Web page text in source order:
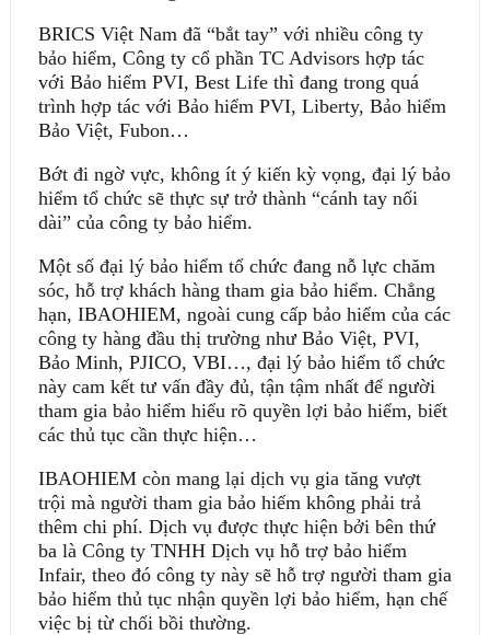
BRICS Việt Nam đã “bắt tay” với nhiều công ty
bảo hiểm, Công ty cổ phần TC Advisors hợp tác
với Bảo hiểm PVI, Best Life thì đang trong quá
trình hợp tác với Bảo hiểm PVI, Liberty, Bảo hiểm
Bảo Việt, Fubon…
Bớt đi ngờ vực, không ít ý kiến kỳ vọng, đại lý bảo
hiểm tổ chức sẽ thực sự trở thành “cánh tay nối
dài” của công ty bảo hiểm.
Một số đại lý bảo hiểm tổ chức đang nỗ lực chăm
sóc, hỗ trợ khách hàng tham gia bảo hiểm. Chẳng
hạn, IBAOHIEM, ngoài cung cấp bảo hiểm của các
công ty hàng đầu thị trường như Bảo Việt, PVI,
Bảo Minh, PJICO, VBI…, đại lý bảo hiểm tổ chức
này cam kết tư vấn đầy đủ, tận tậm nhất để người
tham gia bảo hiểm hiểu rõ quyền lợi bảo hiểm, biết
các thủ tục cần thực hiện…
IBAOHIEM còn mang lại dịch vụ gia tăng vượt
trội mà người tham gia bảo hiểm không phải trả
thêm chi phí. Dịch vụ được thực hiện bởi bên thứ
ba là Công ty TNHH Dịch vụ hỗ trợ bảo hiểm
Infair, theo đó công ty này sẽ hỗ trợ người tham gia
bảo hiểm thủ tục nhận quyền lợi bảo hiểm, hạn chế
việc bị từ chối bồi thường.